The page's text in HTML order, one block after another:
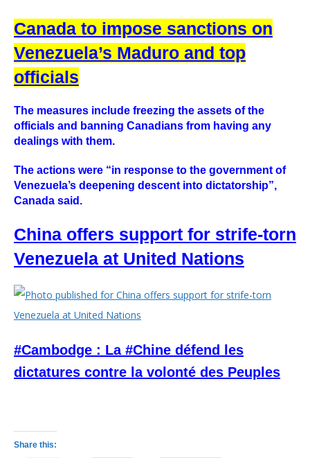
Canada to impose sanctions on
Venezuela’s Maduro and top
officials
The measures include freezing the assets of the
officials and banning Canadians from having any
dealings with them.
The actions were “in response to the government of
Venezuela’s deepening descent into dictatorship”,
Canada said.
China offers support for strife-torn
Venezuela at United Nations
#Cambodge : La #Chine défend les
dictatures contre la volonté des Peuples
Share this: